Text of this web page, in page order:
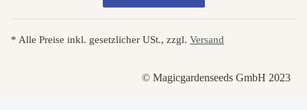
* Alle Preise inkl. gesetzlicher USt., zzgl. Versand
© Magicgardenseeds GmbH 2023